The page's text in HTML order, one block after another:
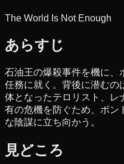
The World Is Not Enough
あらすじ
石油王の爆殺事件を機に、
任務に就く。背後に潜むの
体となったテロリスト、レ
有の危機を防ぐため、ボン
な陰謀に立ち向かう。
見どころ